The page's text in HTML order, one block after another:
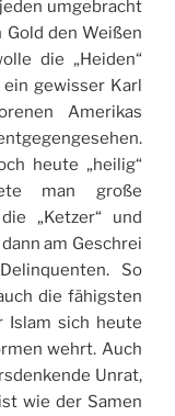
umgebracht
Gold den Weißen
die „Heiden“
gewisser Karl
Amerikas
heute „heilig“
man große
„Ketzer“ und
am Geschrei
So
die fähigsten
Islam sich heute
wehrt. Auch
Unrat,
wie der Samen